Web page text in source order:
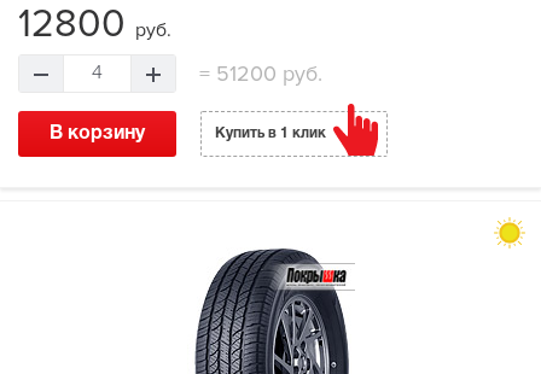
12800 руб.
4 =51200 руб.
В корзину Купить в 1 клик